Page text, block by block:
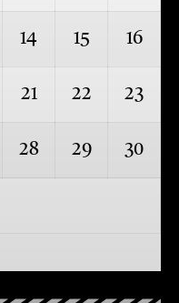
14 15 16
21 22 23
28 29 30